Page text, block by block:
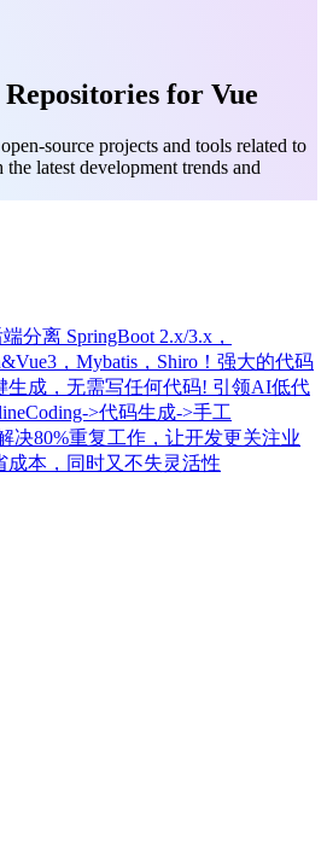
for Vue
source projects and tools related to
latest development trends and
分离 SpringBoot 2.x/3.x，
，Mybatis，Shiro！强大的代码
生成，无需写任何代码! 引领AI低代
>代码生成->手工
决80%重复工作，让开发更关注业
本，同时又不失灵活性